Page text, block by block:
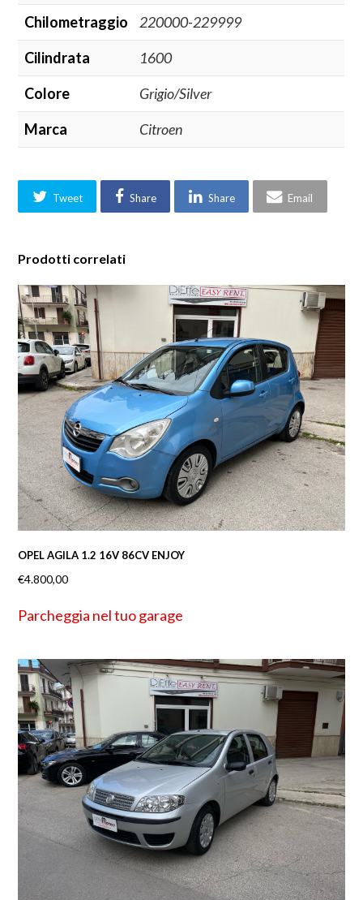
Chilometraggio
220000-229999
Cilindrata
1600
Colore
Grigio/Silver
Marca
Citroen
Tweet Share Share Email
Prodotti correlati
OPEL AGILA 1.2 16V 86CV ENJOY
€4.800,00
Parcheggia nel tuo garage